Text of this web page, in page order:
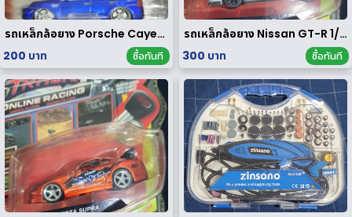
รถเหล็กล้อยาง Porsche Cayenne Turbo 1/64
200 บาท
ซื้อทันที
รถเหล็กล้อยาง Nissan GT-R 1/64
300 บาท
ซื้อทันที